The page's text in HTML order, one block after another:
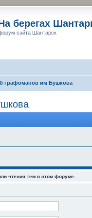
берегах
сайта Шантарск
графоманов им Бушкова
чтения тем в этом форуме.